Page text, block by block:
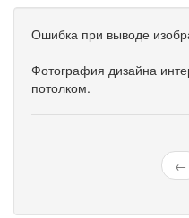
Ошибка при выводе
Фотография дизайна
потолком.
←